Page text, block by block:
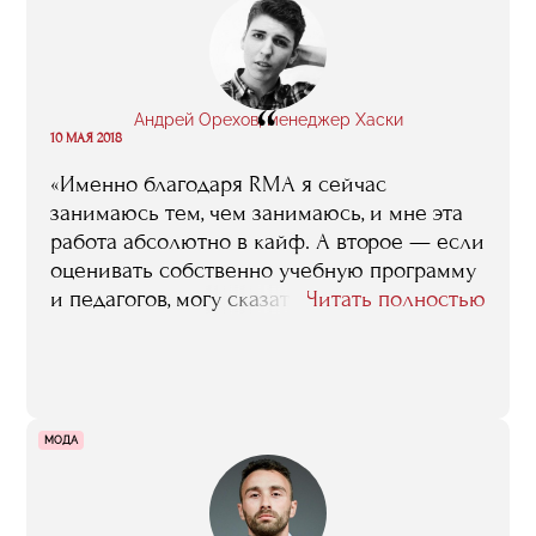
это обучение оказалось хорошим каркасом
Андрей Орехов, менеджер Хаски
“
10 МАЯ 2018
«Именно благодаря RMA я сейчас
занимаюсь тем, чем занимаюсь, и мне эта
работа абсолютно в кайф. А второе — если
оценивать собственно учебную программу
и педагогов, могу сказать — в RMAЧитать полностью
МОДА